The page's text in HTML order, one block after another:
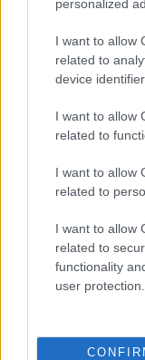
personalized
I want to allow
related to
device
I want to allow
related to
I want to allow
related to
I want to allow
related to
functionality
user protection.
Giochi del
impianti sportivi
Ilaria Mauri · 28 Lug 2026